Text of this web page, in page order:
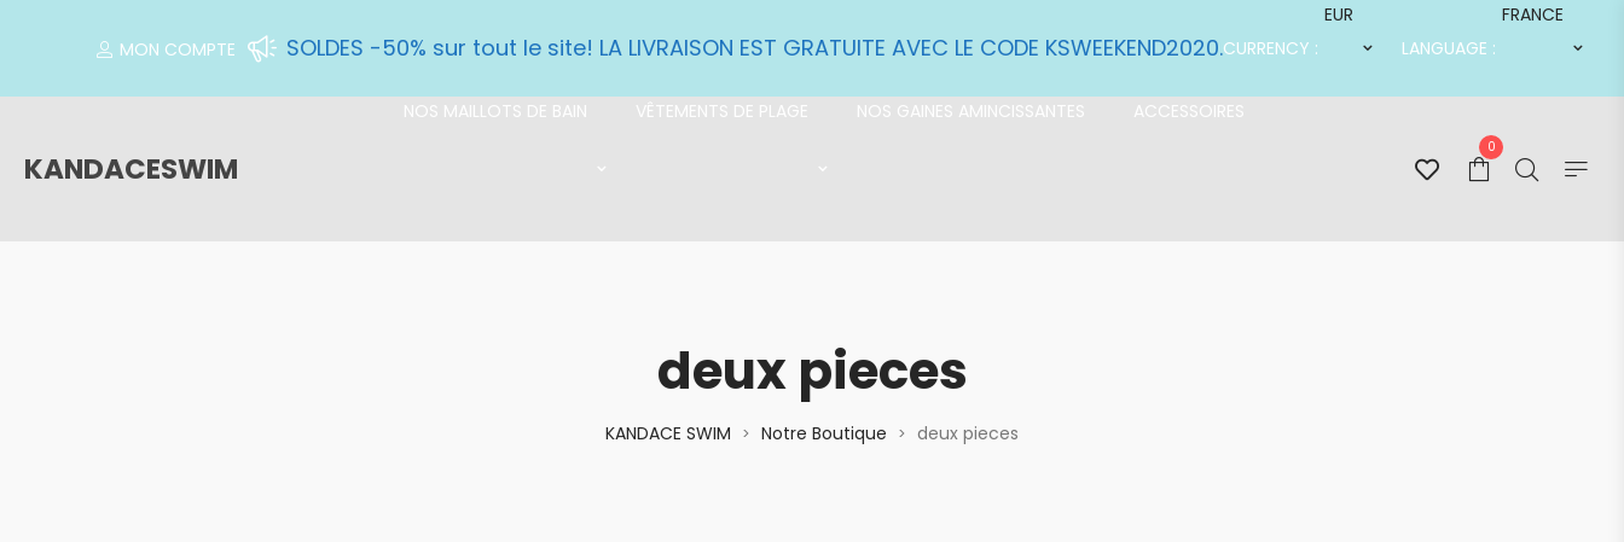
MON COMPTE SOLDES -50% sur tout le site! LA LIVRAISON EST GRATUITE AVEC LE CODE KSWEEKEND2020.CURRENCY :
EUR
LANGUAGE :
FRANCE
KANDACESWIM
NOS MAILLOTS DE BAIN VÊTEMENTS DE PLAGE NOS GAINES AMINCISSANTES ACCESSOIRES
0
deux pieces
KANDACE SWIM > Notre Boutique > deux pieces